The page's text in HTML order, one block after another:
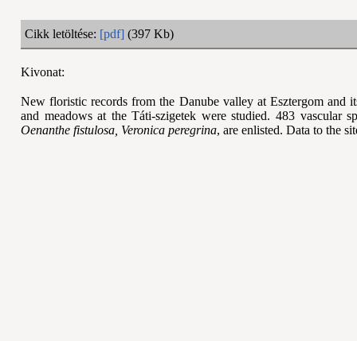
Cikk letöltése: [pdf] (397 Kb)
Kivonat:
New floristic records from the Danube valley at Esztergom and
and meadows at the Táti-szigetek were studied. 483 vascular
Oenanthe fistulosa, Veronica peregrina, are enlisted. Data to the